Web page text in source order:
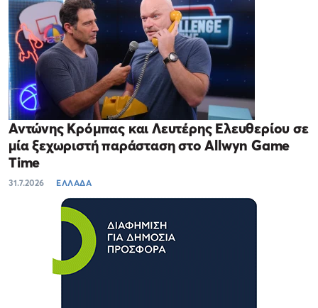
Αντώνης Κρόμπας και Λευτέρης Ελευθερίου σε
μία ξεχωριστή παράσταση στο Allwyn Game
Time
31.7.2026 ΕΛΛΑΔΑ